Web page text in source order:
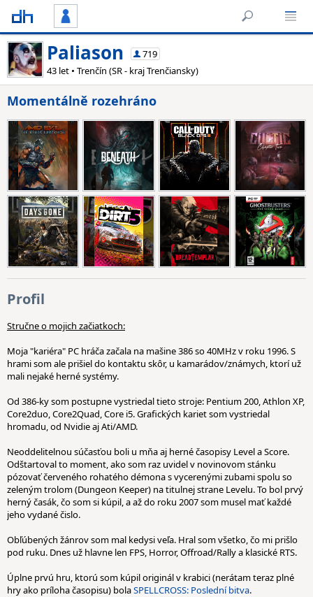
Paliason
719
43 let • Trenčín (SR - kraj Trenčiansky)
Momentálně rozehráno
Profil
Stručne o mojich začiatkoch:
Moja "kariéra" PC hráča začala na mašine 386 so 40MHz v roku 1996. S
hrami som ale prišiel do kontaktu skôr, u kamarádov/známych, ktorí už
mali nejaké herné systémy.
Od 386-ky som postupne vystriedal tieto stroje: Pentium 200, Athlon XP,
Core2duo, Core2Quad, Core i5. Grafických kariet som vystriedal
hromadu, od Nvidie aj Ati/AMD.
Neoddelitelnou súčasťou boli u mňa aj herné časopisy Level a Score.
Odštartoval to moment, ako som raz uvidel v novinovom stánku
pózovať červeného rohatého démona s vycerenými zubami spolu so
zeleným trolom (Dungeon Keeper) na titulnej strane Levelu. To bol prvý
herný časák, čo som si kúpil, a až do roku 2007 som musel mať každé
jeho vydané čislo.
Obľúbených žánrov som mal kedysi veľa. Hral som všetko, čo mi prišlo
pod ruku. Dnes už hlavne len FPS, Horror, Offroad/Rally a klasické RTS.
Úplne prvú hru, ktorú som kúpil originál v krabici (nerátam teraz plné
hry ako príloha časopisu) bolaSPELLCROSS: Poslední bitva.